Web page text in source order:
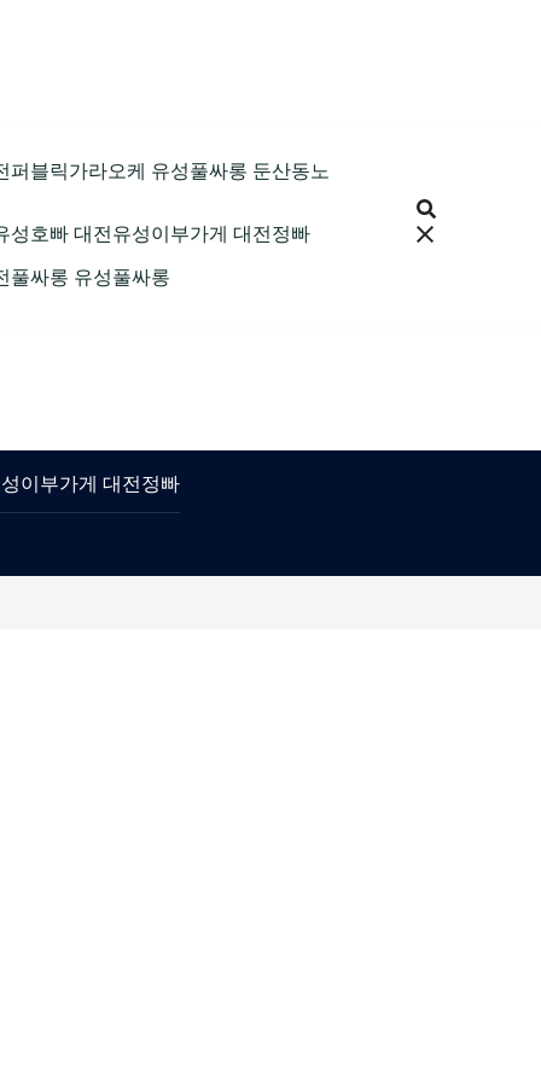
퍼블릭가라오케 유성풀싸롱 둔산동노
성호빠 대전유성이부가게 대전정빠
풀싸롱 유성풀싸롱
이부가게 대전정빠